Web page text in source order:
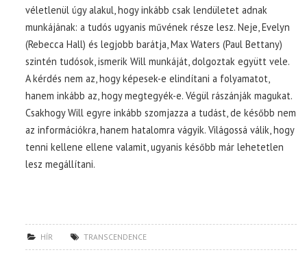
véletlenül úgy alakul, hogy inkább csak lendületet adnak
munkájának: a tudós ugyanis művének része lesz. Neje, Evelyn
(Rebecca Hall) és legjobb barátja, Max Waters (Paul Bettany)
szintén tudósok, ismerik Will munkáját, dolgoztak együtt vele.
A kérdés nem az, hogy képesek-e elindítani a folyamatot,
hanem inkább az, hogy megtegyék-e. Végül rászánják magukat.
Csakhogy Will egyre inkább szomjazza a tudást, de később nem
az információkra, hanem hatalomra vágyik. Világossá válik, hogy
tenni kellene ellene valamit, ugyanis később már lehetetlen
lesz megállítani.
HÍR TRANSCENDENCE